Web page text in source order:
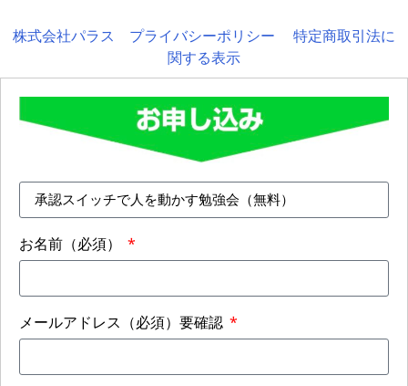
株式会社パラス プライバシーポリシー 特定商取引法に
関する表示
お名前（必須）
メールアドレス（必須）要確認